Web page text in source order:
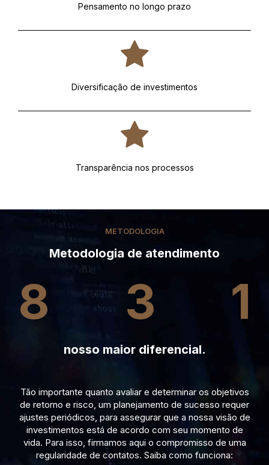
Pensamento no longo prazo
Diversificação de investimentos
Transparência nos processos
METODOLOGIA
Metodologia de atendimento
8 3 1
nosso maior diferencial.
Tão importante quanto avaliar e determinar os objetivos
de retorno e risco, um planejamento de sucesso requer
ajustes periódicos, para assegurar que a nossa visão de
investimentos está de acordo com seu momento de
vida. Para isso, firmamos aqui o compromisso de uma
regularidade de contatos. Saiba como funciona: